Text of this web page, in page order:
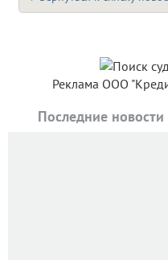
Реклама ООО
Последние новости